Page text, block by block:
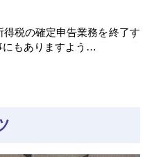
税の確定申告業務を終了す
にもありますよう…